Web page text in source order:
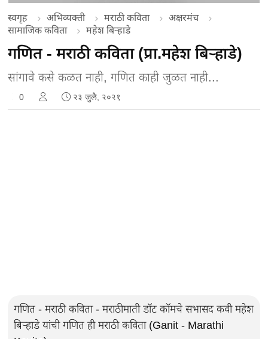
स्वगृह अभिव्यक्ती मराठी कविता
अक्षरमंच
सामाजिक कविता
महेश बिऱ्हाडे
गणित - मराठी कविता (प्रा.महेश बिऱ्हाडे)
सांगावे कसे कळत नाही, गणित काही जुळत नाही...
0 २३ जुलै, २०२१
गणित - मराठी कविता - मराठीमाती डॉट कॉमचे सभासद कवी महेश
बिऱ्हाडे यांची गणित ही मराठी कविता (Ganit - Marathi